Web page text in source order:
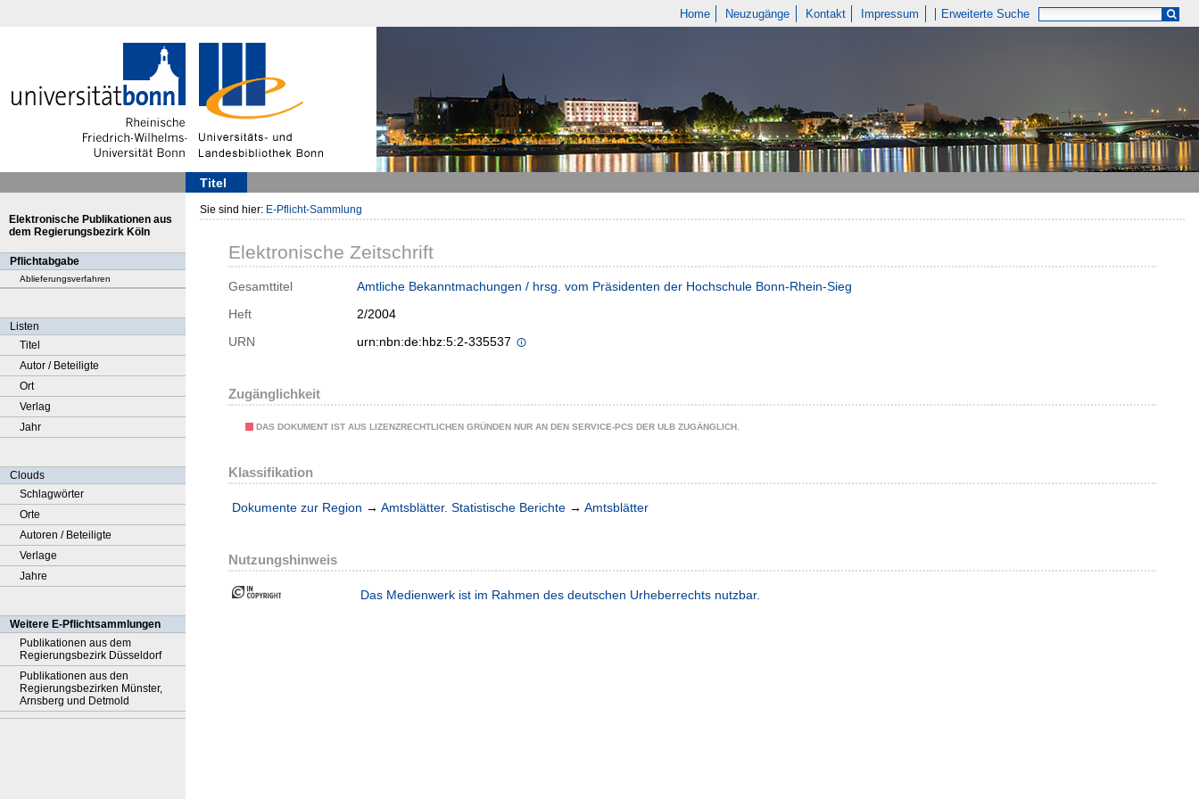
Home Neuzugänge Kontakt Impressum Erweiterte Suche
Titel
Elektronische Publikationen aus
dem Regierungsbezirk Köln
Pflichtabgabe
Ablieferungsverfahren
Listen
Titel
Autor / Beteiligte
Ort
Verlag
Jahr
Clouds
Schlagwörter
Orte
Autoren / Beteiligte
Verlage
Jahre
Weitere E-Pflichtsammlungen
Publikationen aus dem
Regierungsbezirk Düsseldorf
Publikationen aus den
Regierungsbezirken Münster,
Arnsberg und Detmold
Sie sind hier: E-Pflicht-Sammlung
Elektronische Zeitschrift
Gesamttitel
Amtliche Bekanntmachungen / hrsg. vom Präsidenten der Hochschule Bonn-Rhein-Sieg
Heft
2/2004
URN
urn:nbn:de:hbz:5:2-335537
Zugänglichkeit
DAS DOKUMENT IST AUS LIZENZRECHTLICHEN GRÜNDEN NUR AN DEN SERVICE-PCS DER ULB ZUGÄNGLICH.
Klassifikation
Dokumente zur Region → Amtsblätter. Statistische Berichte → Amtsblätter
Nutzungshinweis
Das Medienwerk ist im Rahmen des deutschen Urheberrechts nutzbar.